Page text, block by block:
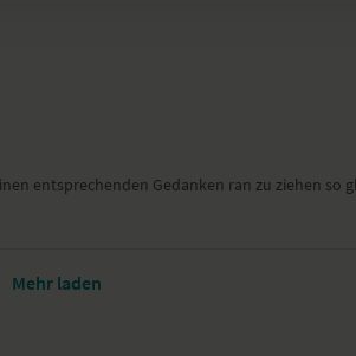
entsprechenden Gedanken ran zu ziehen so
Mehr laden